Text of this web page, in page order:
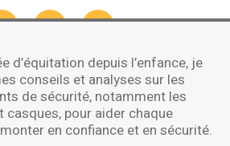
d’équitation depuis l’enfance, je
conseils et analyses sur les
de sécurité, notamment les
casques, pour aider chaque
en confiance et en sécurité.